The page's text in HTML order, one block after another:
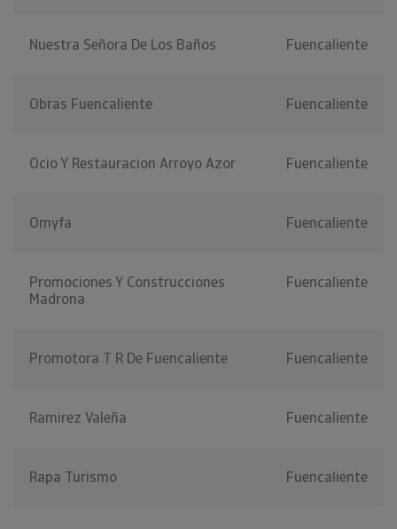
Nuestra Señora De Los Baños Fuencaliente
Obras Fuencaliente Fuencaliente
Ocio Y Restauracion Arroyo Azor Fuencaliente
Omyfa Fuencaliente
Promociones Y Construcciones
Madrona
Fuencaliente
Promotora T R De Fuencaliente Fuencaliente
Ramirez Valeña Fuencaliente
Rapa Turismo Fuencaliente